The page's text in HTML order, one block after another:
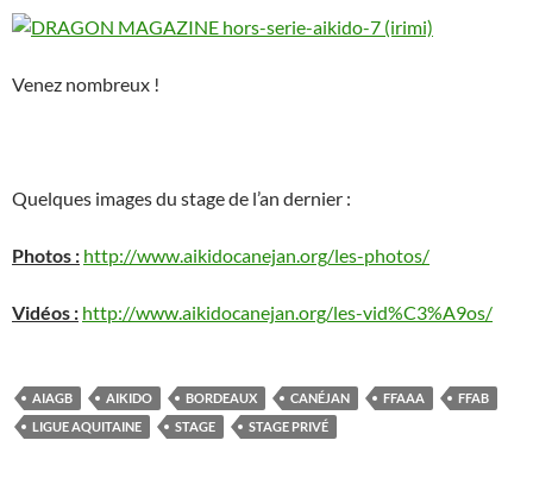
Venez nombreux !
Quelques images du stage de l’an dernier :
Photos : http://www.aikidocanejan.org/les-photos/
Vidéos : http://www.aikidocanejan.org/les-vid%C3%A9os/
AIAGB AIKIDO BORDEAUX CANÉJAN FFAAA
FFAB
LIGUE AQUITAINE
STAGE STAGE PRIVÉ